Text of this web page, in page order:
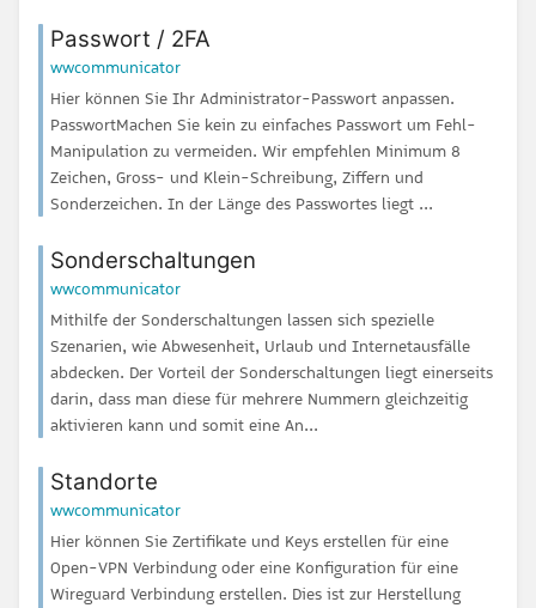
Passwort / 2FA
wwcommunicator
Hier können Sie Ihr Administrator-Passwort anpassen.
PasswortMachen Sie kein zu einfaches Passwort um Fehl-
Manipulation zu vermeiden. Wir empfehlen Minimum 8
Zeichen, Gross- und Klein-Schreibung, Ziffern und
Sonderzeichen. In der Länge des Passwortes liegt ...
Sonderschaltungen
wwcommunicator
Mithilfe der Sonderschaltungen lassen sich spezielle
Szenarien, wie Abwesenheit, Urlaub und Internetausfälle
abdecken. Der Vorteil der Sonderschaltungen liegt einerseits
darin, dass man diese für mehrere Nummern gleichzeitig
aktivieren kann und somit eine An...
Standorte
wwcommunicator
Hier können Sie Zertifikate und Keys erstellen für eine
Open-VPN Verbindung oder eine Konfiguration für eine
Wireguard Verbindung erstellen. Dies ist zur Herstellung